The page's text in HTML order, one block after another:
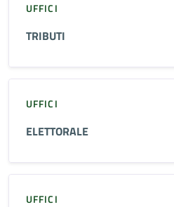
UFFICI
TRIBUTI
UFFICI
ELETTORALE
UFFICI